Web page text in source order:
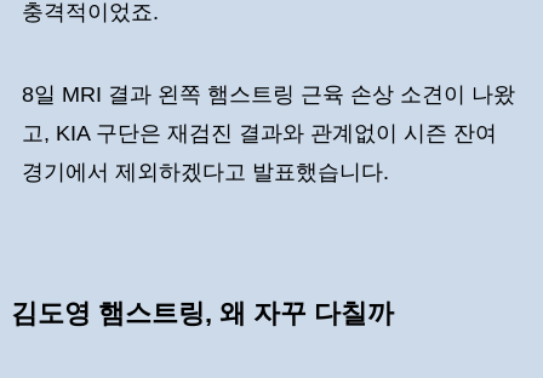
충격적이었죠.
8일 MRI 결과 왼쪽 햄스트링 근육 손상 소견이 나왔
고, KIA 구단은 재검진 결과와 관계없이 시즌 잔여
경기에서 제외하겠다고 발표했습니다.
김도영 햄스트링, 왜 자꾸 다칠까